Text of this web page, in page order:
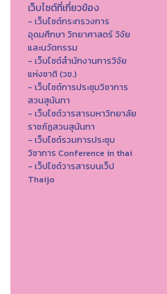
เว็บไซต์ที่เกี่ยวข้อง
- เว็บไซต์กระทรวงการ
อุดมศึกษา วิทยาศาสตร์ วิจัย
และนวัตกรรม
- เว็บไซต์สำนักงานการวิจัย
แห่งชาติ (วช.)
- เว็บไซต์การประชุมวิชาการ
สวนสุนันทา
- เว็บไซต์วารสารมหาวิทยาลัย
ราชภัฏสวนสุนันทา
- เว็บไซต์รวมการประชุม
วิชาการ Conference in thai
- เว็ปไซต์วารสารบนเว็ป
Thaijo